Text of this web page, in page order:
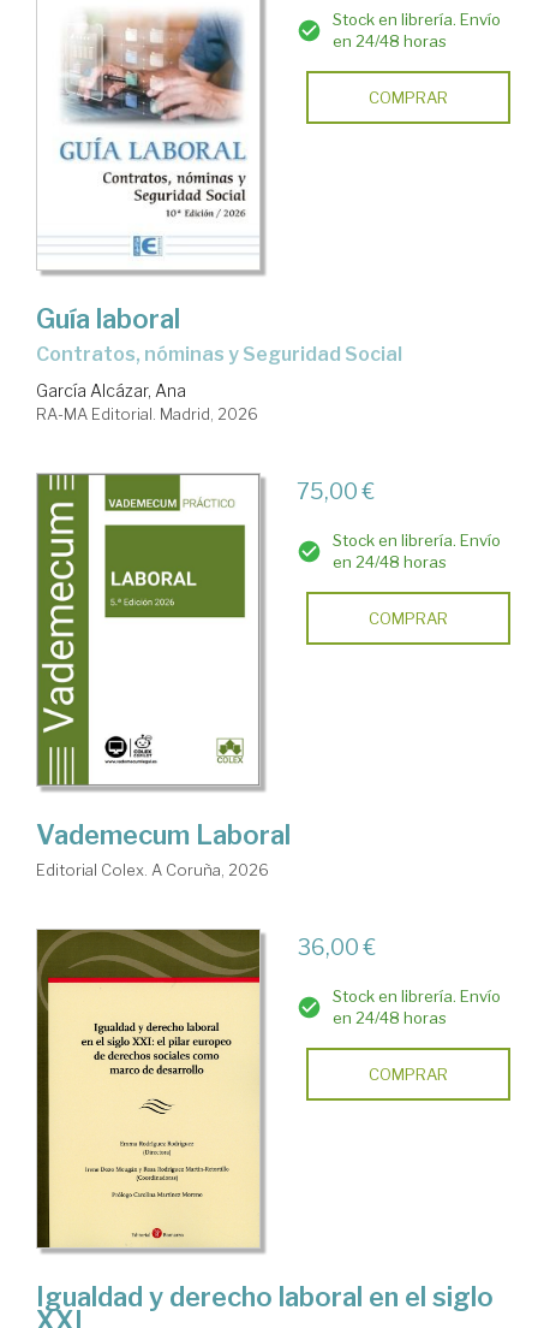
Stock en librería. Envío
en 24/48 horas
COMPRAR
Guía laboral
Contratos, nóminas y Seguridad Social
García Alcázar, Ana
RA-MA Editorial. Madrid, 2026
75,00 €
Stock en librería. Envío
en 24/48 horas
COMPRAR
Vademecum Laboral
Editorial Colex. A Coruña, 2026
36,00 €
Stock en librería. Envío
en 24/48 horas
COMPRAR
Igualdad y derecho laboral en el siglo
XXI